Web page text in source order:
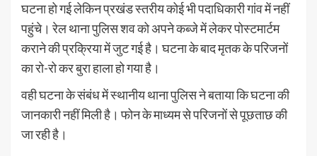
घटना हो गई लेकिन प्रखंड स्तरीय कोई भी पदाधिकारी गांव में नहीं
पहुंचे। रेल थाना पुलिस शव को अपने कब्जे में लेकर पोस्टमार्टम
कराने की प्रक्रिया में जुट गई है। घटना के बाद मृतक के परिजनों
का रो-रो कर बुरा हाला हो गया है।
वही घटना के संबंध में स्थानीय थाना पुलिस ने बताया कि घटना की
जानकारी नहीं मिली है। फोन के माध्यम से परिजनों से पूछताछ की
जा रही है।